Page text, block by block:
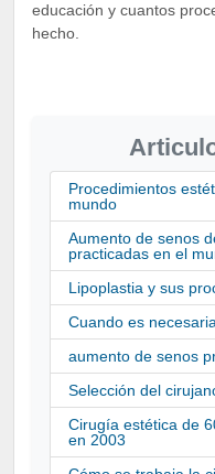
educación y cuantos
hecho.
Procedimientos
mundo
Aumento de senos
practicadas en el
Lipoplastia y sus
Cuando es
aumento de senos
Selección del
Cirugía estética de
en 2003